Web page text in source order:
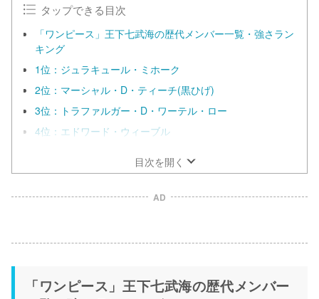
タップできる目次
「ワンピース」王下七武海の歴代メンバー一覧・強さラン
キング
1位：ジュラキュール・ミホーク
2位：マーシャル・D・ティーチ(黒ひげ)
3位：トラファルガー・D・ワーテル・ロー
4位：エドワード・ウィーブル
目次を開く
AD
「ワンピース」王下七武海の歴代メンバー